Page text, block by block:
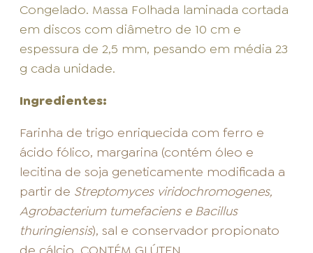
Congelado. Massa Folhada laminada cortada
em discos com diâmetro de 10 cm e
espessura de 2,5 mm, pesando em média 23
g cada unidade.
Ingredientes:
Farinha de trigo enriquecida com ferro e
ácido fólico, margarina (contém óleo e
lecitina de soja geneticamente modificada a
partir de Streptomyces viridochromogenes,
Agrobacterium tumefaciens e Bacillus
thuringiensis), sal e conservador propionato